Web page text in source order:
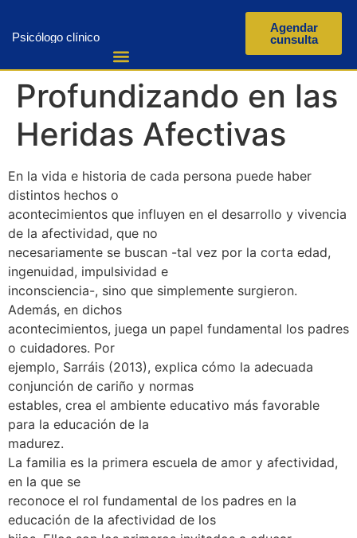
Psicólogo clínico
Agendar
cunsulta
Profundizando en las
Heridas Afectivas
En la vida e historia de cada persona puede haber
distintos hechos o
acontecimientos que influyen en el desarrollo y vivencia
de la afectividad, que no
necesariamente se buscan -tal vez por la corta edad,
ingenuidad, impulsividad e
inconsciencia-, sino que simplemente surgieron.
Además, en dichos
acontecimientos, juega un papel fundamental los padres
o cuidadores. Por
ejemplo, Sarráis (2013), explica cómo la adecuada
conjunción de cariño y normas
estables, crea el ambiente educativo más favorable
para la educación de la
madurez.
La familia es la primera escuela de amor y afectividad,
en la que se
reconoce el rol fundamental de los padres en la
educación de la afectividad de los